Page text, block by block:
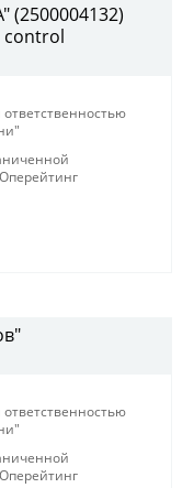
(2500004132)
control